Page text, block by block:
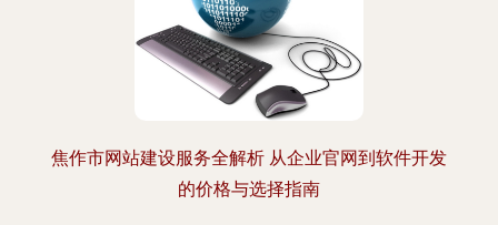
焦作市网站建设服务全解析 从企业官网到软件开发
的价格与选择指南